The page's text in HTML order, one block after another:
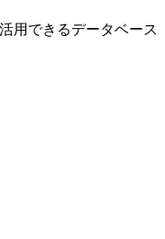
用できるデータベース